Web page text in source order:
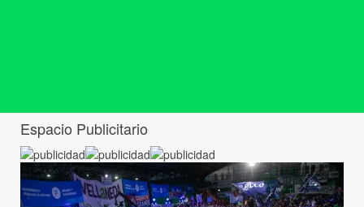
Espacio Publicitario